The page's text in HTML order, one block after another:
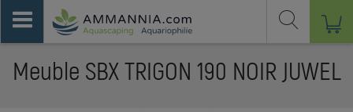
Meuble SBX TRIGON 190 NOIR JUWEL